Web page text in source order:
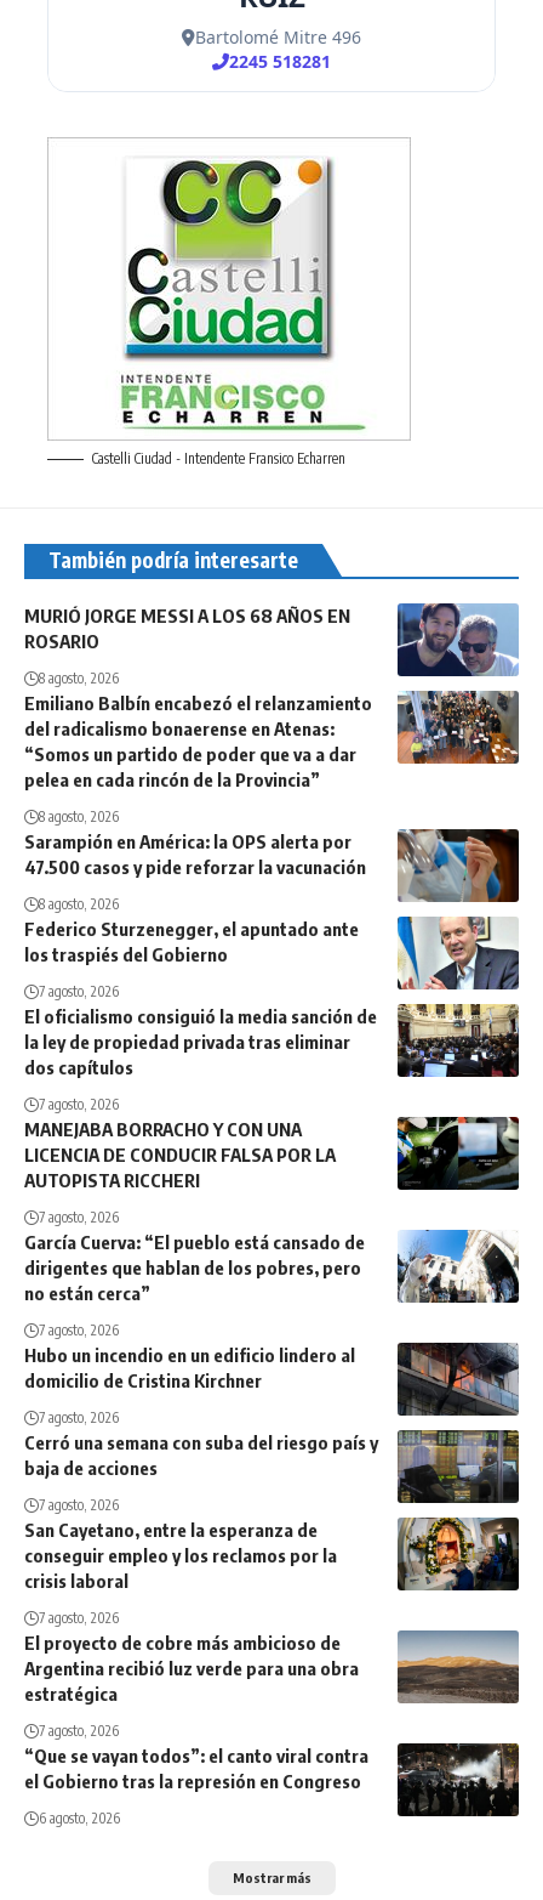
Castelli Ciudad - Intendente Fransico Echarren
También podría interesarte
MURIÓ JORGE MESSI A LOS 68 AÑOS EN
ROSARIO
8 agosto, 2026
Emiliano Balbín encabezó el relanzamiento
del radicalismo bonaerense en Atenas:
“Somos un partido de poder que va a dar
pelea en cada rincón de la Provincia”
8 agosto, 2026
Sarampión en América: la OPS alerta por
47.500 casos y pide reforzar la vacunación
8 agosto, 2026
Federico Sturzenegger, el apuntado ante
los traspiés del Gobierno
7 agosto, 2026
El oficialismo consiguió la media sanción de
la ley de propiedad privada tras eliminar
dos capítulos
7 agosto, 2026
MANEJABA BORRACHO Y CON UNA
LICENCIA DE CONDUCIR FALSA POR LA
AUTOPISTA RICCHERI
7 agosto, 2026
García Cuerva: “El pueblo está cansado de
dirigentes que hablan de los pobres, pero
no están cerca”
7 agosto, 2026
Hubo un incendio en un edificio lindero al
domicilio de Cristina Kirchner
7 agosto, 2026
Cerró una semana con suba del riesgo país y
baja de acciones
7 agosto, 2026
San Cayetano, entre la esperanza de
conseguir empleo y los reclamos por la
crisis laboral
7 agosto, 2026
El proyecto de cobre más ambicioso de
Argentina recibió luz verde para una obra
estratégica
7 agosto, 2026
“Que se vayan todos”: el canto viral contra
el Gobierno tras la represión en Congreso
6 agosto, 2026
Mostrar más